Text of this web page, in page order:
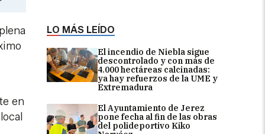
LO MÁS LEÍDO
El incendio de Niebla sigue
descontrolado y con más de
4.000 hectáreas calcinadas:
ya hay refuerzos de la UME y
Extremadura
El Ayuntamiento de Jerez
pone fecha al fin de las obras
del polideportivo Kiko
en